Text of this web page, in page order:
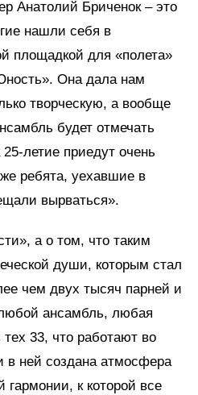
Анатолий Бриченок – это
нашли себя в
площадкой для «полета»
Она дала нам
творческую, а вообще
будет отмечать
летие приедут очень
ребята, уехавшие в
вырваться».
а о том, что таким
души, которым стал
чем двух тысяч парней и
ансамбль, любая
33, что работают во
в ней создана атмосфера
гармонии, к которой все